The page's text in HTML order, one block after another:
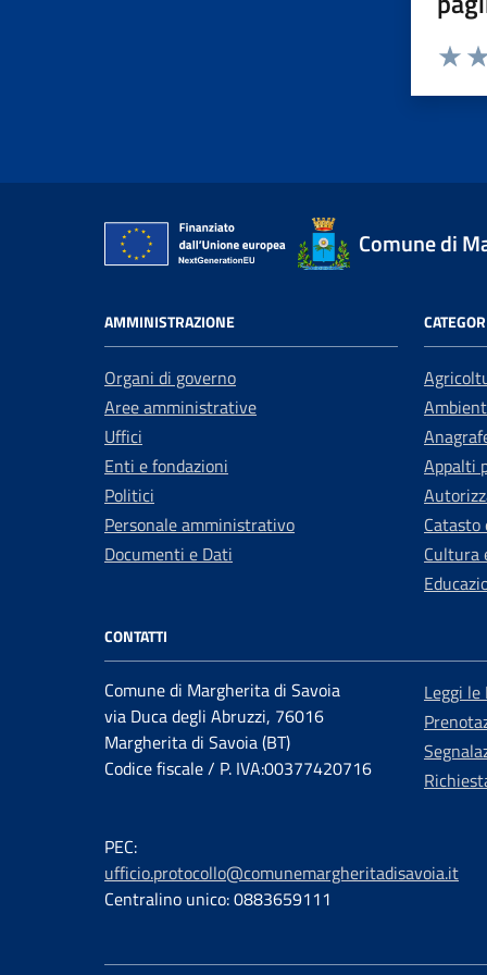
Comune di
AMMINISTRAZIONE
Organi di governo
Aree amministrative
Uffici
Enti e fondazioni
Politici
Personale amministrativo
Documenti e Dati
Appalti
Cultura
CONTATTI
Comune di Margherita di Savoia
via Duca degli Abruzzi, 76016
Margherita di Savoia (BT)
Codice fiscale / P. IVA:00377420716
PEC:
ufficio.protocollo@comunemargheritadisavoia.it
Centralino unico: 0883659111
Leggi le